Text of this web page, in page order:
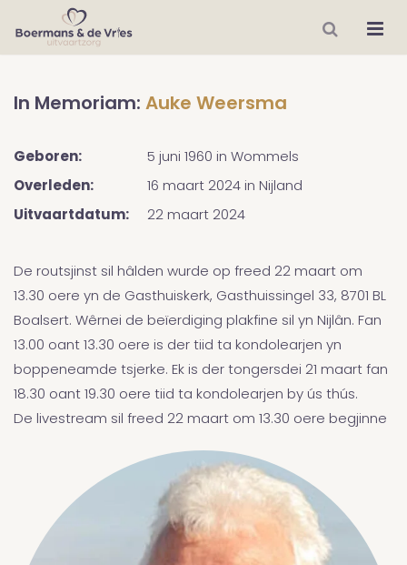
In Memoriam: Auke Weersma
Geboren: 5 juni 1960 in Wommels
Overleden: 16 maart 2024 in Nijland
Uitvaartdatum: 22 maart 2024
De routsjinst sil hâlden wurde op freed 22 maart om
13.30 oere yn de Gasthuiskerk, Gasthuissingel 33, 8701 BL
Boalsert. Wêrnei de beïerdiging plakfine sil yn Nijlân. Fan
13.00 oant 13.30 oere is der tiid ta kondolearjen yn
boppeneamde tsjerke. Ek is der tongersdei 21 maart fan
18.30 oant 19.30 oere tiid ta kondolearjen by ús thús.
De livestream sil freed 22 maart om 13.30 oere begjinne